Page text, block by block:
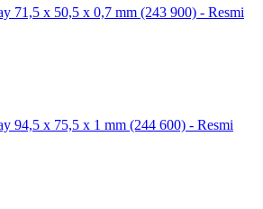
71,5 x 50,5 x 0,7 mm (243 900) - Resmi
94,5 x 75,5 x 1 mm (244 600) - Resmi